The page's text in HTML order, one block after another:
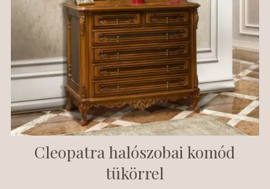
Cleopatra halószobai komód
tükörrel